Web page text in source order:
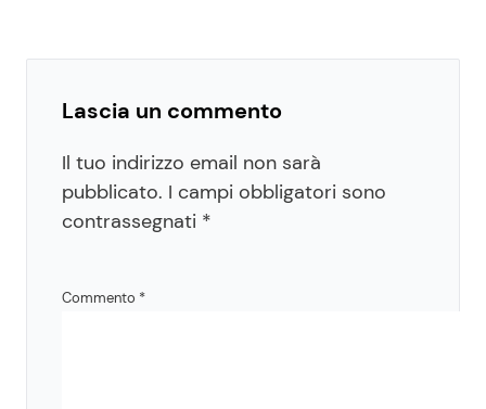
Lascia un commento
Il tuo indirizzo email non sarà
pubblicato. I campi obbligatori sono
contrassegnati *
Commento *